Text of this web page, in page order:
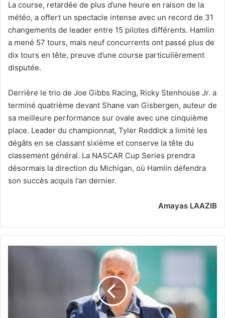
La course, retardée de plus d’une heure en raison de la
météo, a offert un spectacle intense avec un record de 31
changements de leader entre 15 pilotes différents. Hamlin
a mené 57 tours, mais neuf concurrents ont passé plus de
dix tours en tête, preuve d’une course particulièrement
disputée.
Derrière le trio de Joe Gibbs Racing, Ricky Stenhouse Jr. a
terminé quatrième devant Shane van Gisbergen, auteur de
sa meilleure performance sur ovale avec une cinquième
place. Leader du championnat, Tyler Reddick a limité les
dégâts en se classant sixième et conserve la tête du
classement général. La NASCAR Cup Series prendra
désormais la direction du Michigan, où Hamlin défendra
son succès acquis l’an dernier.
Amayas LAAZIB